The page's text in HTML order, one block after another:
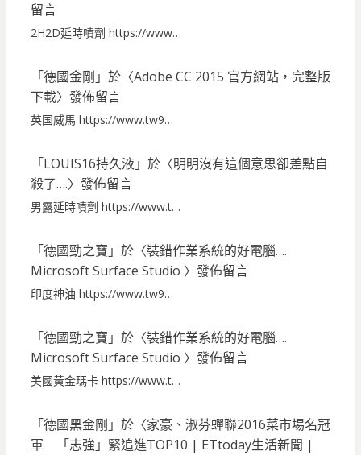
留言
2H2D延時噴劑 https://www…
「德國金剛 」於〈Adobe CC 2015 官方網站，完整版
下載〉發佈留言
英国威馬 https://www.tw9…
「LOUIS16持久液」於〈明明沒有這個意思卻差點自
殺了….〉發佈留言
男露延時噴劑 https://www.t…
「德國勁之寶 」於〈裝錯作業系統的好電腦….
Microsoft Surface Studio 〉發佈留言
印度神油 https://www.tw9…
「德國勁之寶 」於〈裝錯作業系統的好電腦….
Microsoft Surface Studio 〉發佈留言
美國黃金瑪卡 https://www.t…
「德國黑金剛 」於〈家豪、淑芬蟬聯2016菜市場名冠
軍 「志強」緊追進TOP10 | ETtoday生活新聞 |